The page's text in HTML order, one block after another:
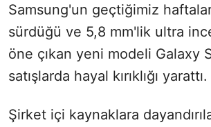
Samsung'un geçtiğimiz
sürdüğü ve 5,8 mm'lik ultra
öne çıkan yeni modeli Galaxy
satışlarda hayal kırıklığı yarattı.
Şirket içi kaynaklara